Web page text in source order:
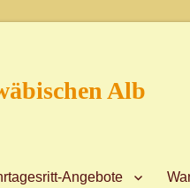
Alb
Angebote